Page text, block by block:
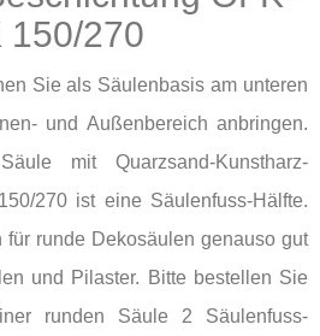
150/270
Sie als Säulenbasis am unteren
und Außenbereich anbringen.
mit Quarzsand-Kunstharz-
270 ist eine Säulenfuss-Hälfte.
runde Dekosäulen genauso gut
und Pilaster. Bitte bestellen Sie
runden Säule 2 Säulenfuss-